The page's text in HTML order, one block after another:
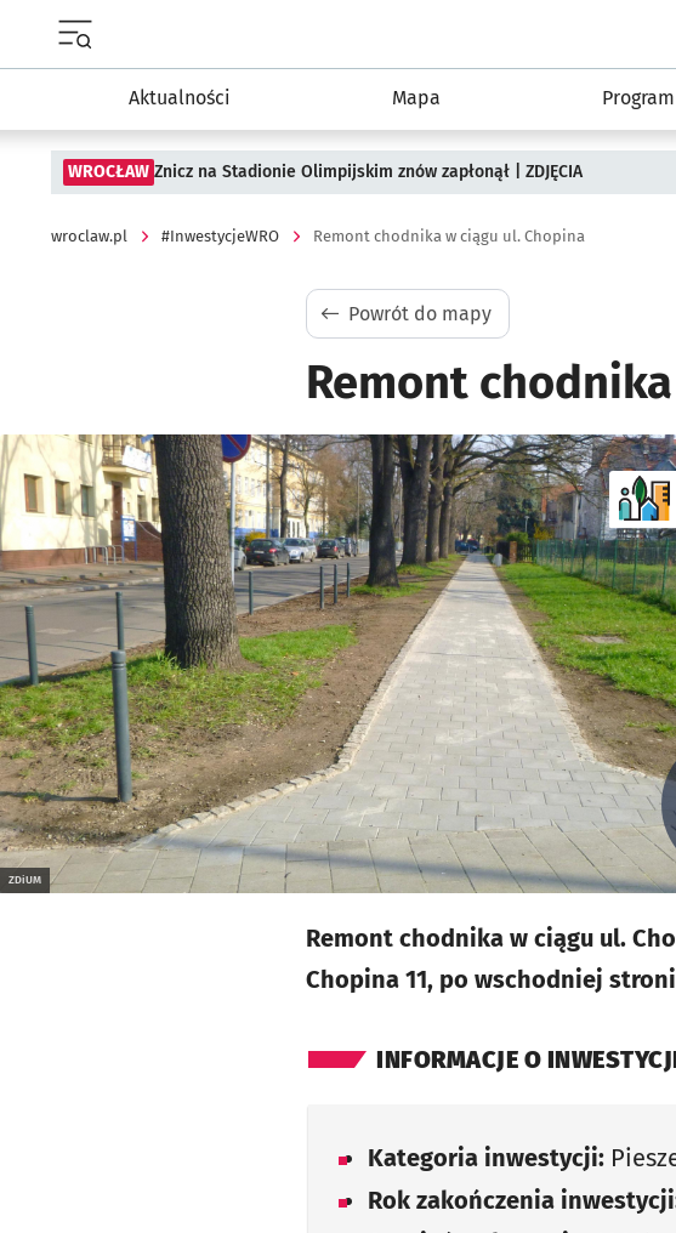
Aktualności Mapa
WROCŁAW Znicz na Stadionie Olimpijskim znów zapłonął | ZDJĘCIA
wroclaw.pl #InwestycjeWRO Remont chodnika w ciągu ul. Chopina
Powrót do mapy
Remont
Kliknij, aby powiększyć
ZDiUM
Remont chodnika w ciągu ul.
Chopina 11, po wschodniej
INFORMACJE O
Kategoria inwestycji:
Rok zakończenia